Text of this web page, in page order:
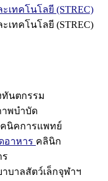
เทคโนโลยี (STREC)
เทคโนโลยี (STREC)
ทันตกรรม
พบำบัด
นิคการแพทย์
อาหาร คลินิก
าบาลสัตว์เล็กจุฬาฯ